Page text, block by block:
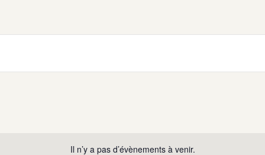
Il n’y a pas d’évènements à venir.